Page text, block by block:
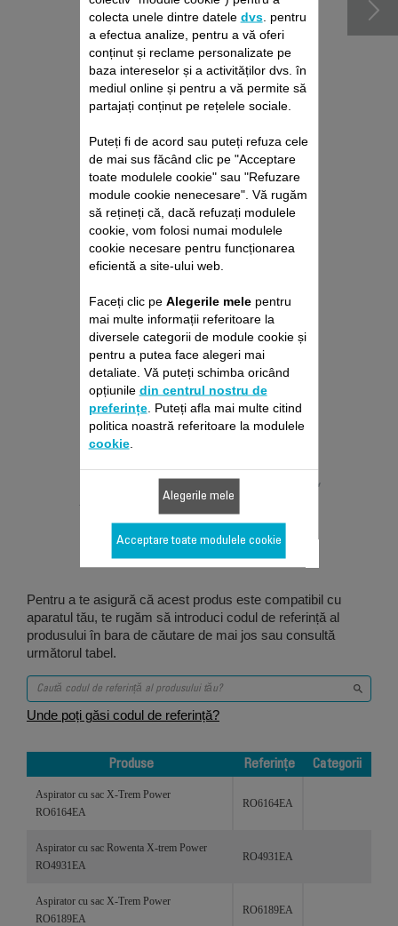
PACHET DE REPARAȚII
ASPIRATOARE CU ȘI
FĂRĂ SAC ROWENTA
Fără deviz, fără surprize
Prelungire cu 6 luni a garanției!
229,00 RON
Adaugă în coş
Proiectat pentru 5
produs/produse
Pentru a te asigură că acest produs este compatibil cu
aparatul tău, te rugăm să introduci codul de referință al
produsului în bara de căutare de mai jos sau consultă
următorul tabel.
Unde poți găsi codul de referință?
Produse Referințe
Categorii
Aspirator cu sac X-Trem Power
RO6164EA
RO6164EA
Aspirator cu sac Rowenta X-trem Power
RO4931EA
RO4931EA
Aspirator cu sac X-Trem Power
RO6189EA
RO6189EA
colecta unele dintre datele dvs. pentru
a efectua analize, pentru a vă oferi
conținut și reclame personalizate pe
baza intereselor și a activităților dvs. în
mediul online și pentru a vă permite să
partajați conținut pe rețelele sociale.
Puteți fi de acord sau puteți refuza cele
de mai sus făcând clic pe "Acceptare
toate modulele cookie" sau "Refuzare
module cookie nenecesare". Vă rugăm
să rețineți că, dacă refuzați modulele
cookie, vom folosi numai modulele
cookie necesare pentru funcționarea
eficientă a site-ului web.
Faceți clic pe Alegerile melepentru
mai multe informații referitoare la
diversele categorii de module cookie și
pentru a putea face alegeri mai
detaliate. Vă puteți schimba oricând
opțiunile din centrul nostru de
preferințe. Puteți afla mai multe citind
politica noastră referitoare la modulele
cookie.
Alegerile mele
Acceptare toate modulele cookie